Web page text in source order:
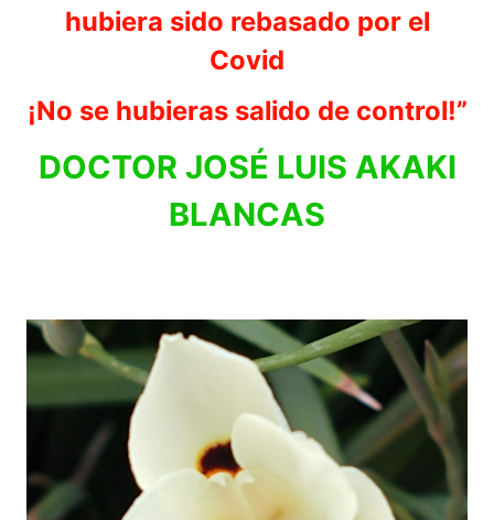
hubiera sido rebasado por el
Covid
¡No se hubieras salido de control!”
DOCTOR JOSÉ LUIS AKAKI
BLANCAS